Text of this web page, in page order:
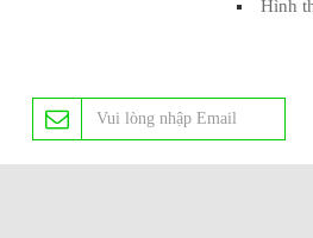
Hình